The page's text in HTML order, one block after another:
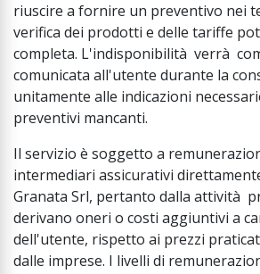
riuscire a fornire un preventivo nei
verifica dei prodotti e delle tariffe
completa. L'indisponibilità verrà
comunicata all'utente durante la
unitamente alle indicazioni
preventivi mancanti.
Il servizio è soggetto a
intermediari assicurativi
Granata Srl, pertanto dalla attività
derivano oneri o costi aggiuntivi a
dell'utente, rispetto ai prezzi
dalle imprese. I livelli di